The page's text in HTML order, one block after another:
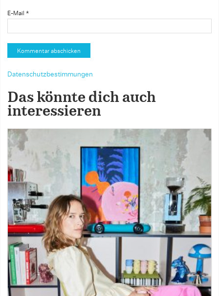
E-Mail *
Datenschutzbestimmungen
Das könnte dich auch
interessieren